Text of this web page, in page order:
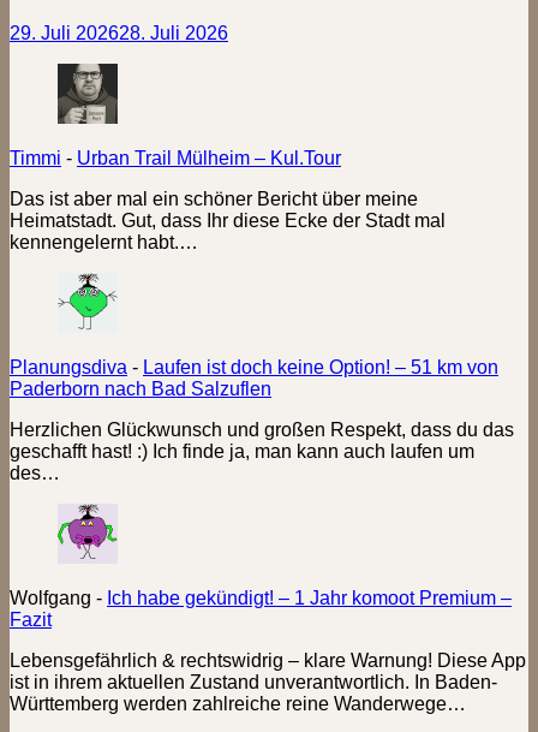
29. Juli 202628. Juli 2026
Timmi - Urban Trail Mülheim – Kul.Tour
Das ist aber mal ein schöner Bericht über meine
Heimatstadt. Gut, dass Ihr diese Ecke der Stadt mal
kennengelernt habt.…
Planungsdiva - Laufen ist doch keine Option! – 51 km von
Paderborn nach Bad Salzuflen
Herzlichen Glückwunsch und großen Respekt, dass du das
geschafft hast! :) Ich finde ja, man kann auch laufen um
des…
Wolfgang - Ich habe gekündigt! – 1 Jahr komoot Premium –
Fazit
Lebensgefährlich & rechtswidrig – klare Warnung! Diese App
ist in ihrem aktuellen Zustand unverantwortlich. In Baden-
Württemberg werden zahlreiche reine Wanderwege…